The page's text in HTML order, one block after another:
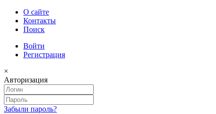
О сайте
Контакты
Поиск
Войти
Регистрация
×
Авторизация
Забыли пароль?